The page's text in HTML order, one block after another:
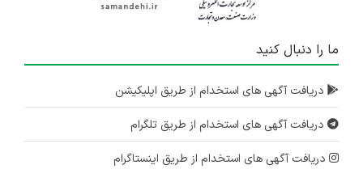
ما را دنبال کنید
دریافت آگهی های استخدام از طریق اپلیکیشن
دریافت آگهی های استخدام از طریق تلگرام
دریافت آگهی های استخدام از طریق اینستاگرام